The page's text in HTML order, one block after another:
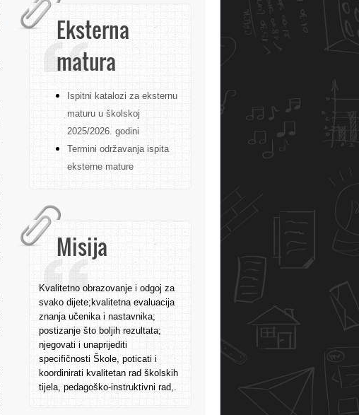
Eksterna
matura
Ispitni katalozi za eksternu
maturu u školskoj
2025/2026. godini
Termini održavanja ispita
eksterne mature
Misija
Kvalitetno obrazovanje i odgoj za
svako dijete;kvalitetna evaluacija
znanja učenika i nastavnika;
postizanje što boljih rezultata;
njegovati i unaprijediti
specifičnosti Škole, poticati i
koordinirati kvalitetan rad školskih
tijela, pedagoško-instruktivni rad,.